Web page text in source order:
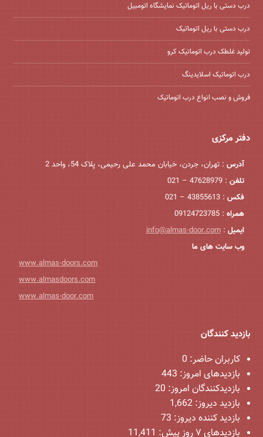
درب دستی با ریل اتوماتیک نمایشگاه اتومبیل
درب دستی با ریل اتوماتیک
تولید غلطک درب اتوماتیک کرو
درب اتوماتیک اسلایدینگ
فروش و نصب انواع درب اتوماتیک
دفتر مرکزی
آدرس : تهران، جردن، خیابان محمد علی رحیمی، پلاک 54، واحد 2
تلفن : 47628979 – 021
فکس : 43855613 – 021
همراه : 09124723785
ایمیل :
info@almas-door.com
وب سایت های ما
www.almas-doors.com
www.almasdoors.com
www.almas-door.com
بازدید کنندگان
کاربران حاضر: 0
بازدیدهای امروز: 443
بازدیدکنندگان امروز: 20
بازدید دیروز:1,662
بازدید کننده دیروز: 73
بازدیدهای ۷ روز پیش:
11,411